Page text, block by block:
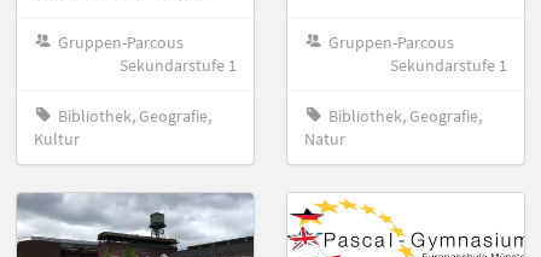
Gruppen-Parcous
Sekundarstufe 1
Bibliothek, Geografie,
Kultur
Gruppen-Parcous
Sekundarstufe 1
Bibliothek, Geografie,
Natur